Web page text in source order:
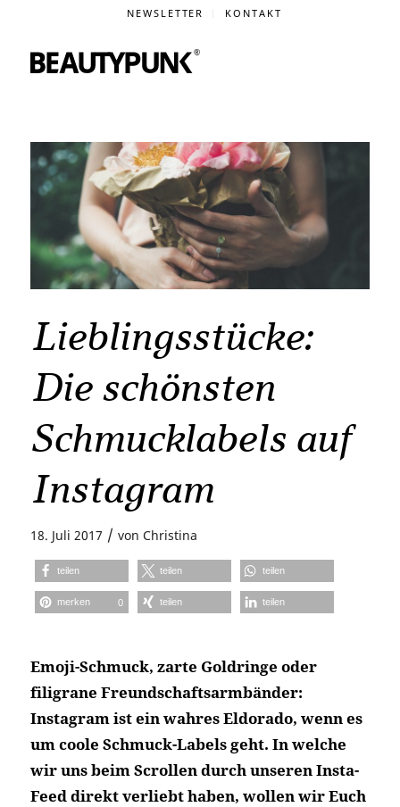
NEWSLETTER KONTAKT
Lieblingsstücke:
Die schönsten
Schmucklabels auf
Instagram
18. Juli 2017 / von Christina
teilen teilen teilen
merken 0 teilen teilen
Emoji-Schmuck, zarte Goldringe oder
filigrane Freundschaftsarmbänder:
Instagram ist ein wahres Eldorado, wenn es
um coole Schmuck-Labels geht. In welche
wir uns beim Scrollen durch unseren Insta-
Feed direkt verliebt haben, wollen wir Euch